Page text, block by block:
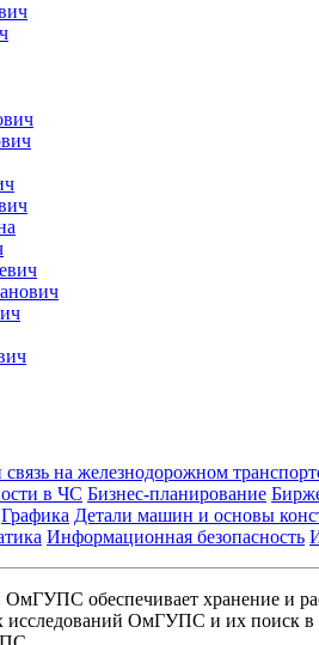
на железнодорожном
в ЧС Бизнес-планирование
Графика Детали машин и основы
Информационная безопасность
обеспечивает хранение и
исследований ОмГУПС и их поиск